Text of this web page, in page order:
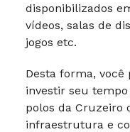
disponibilizados
vídeos, salas de
jogos etc.
Desta forma,
investir seu
polos da Cruzeiro
infraestrutura e